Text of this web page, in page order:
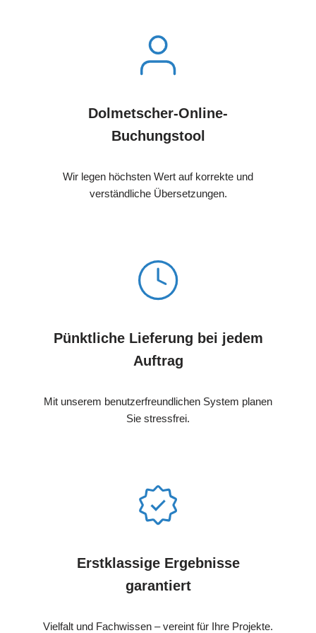
Dolmetscher-Online-
Buchungstool
Wir legen höchsten Wert auf korrekte und
verständliche Übersetzungen.
Pünktliche Lieferung bei jedem
Auftrag
Mit unserem benutzerfreundlichen System planen
Sie stressfrei.
Erstklassige Ergebnisse
garantiert
Vielfalt und Fachwissen – vereint für Ihre Projekte.